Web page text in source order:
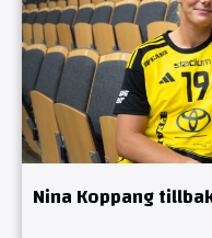
Nina Koppang